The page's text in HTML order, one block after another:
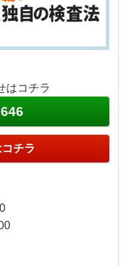
はコチラ
チラ